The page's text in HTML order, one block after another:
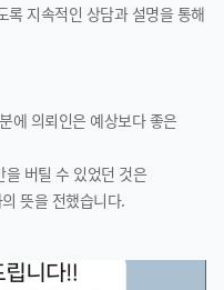
록 지속적인 상담과 설명을 통해
에 의뢰인은 예상보다 좋은
버틸 수 있었던 것은
뜻을 전했습니다.